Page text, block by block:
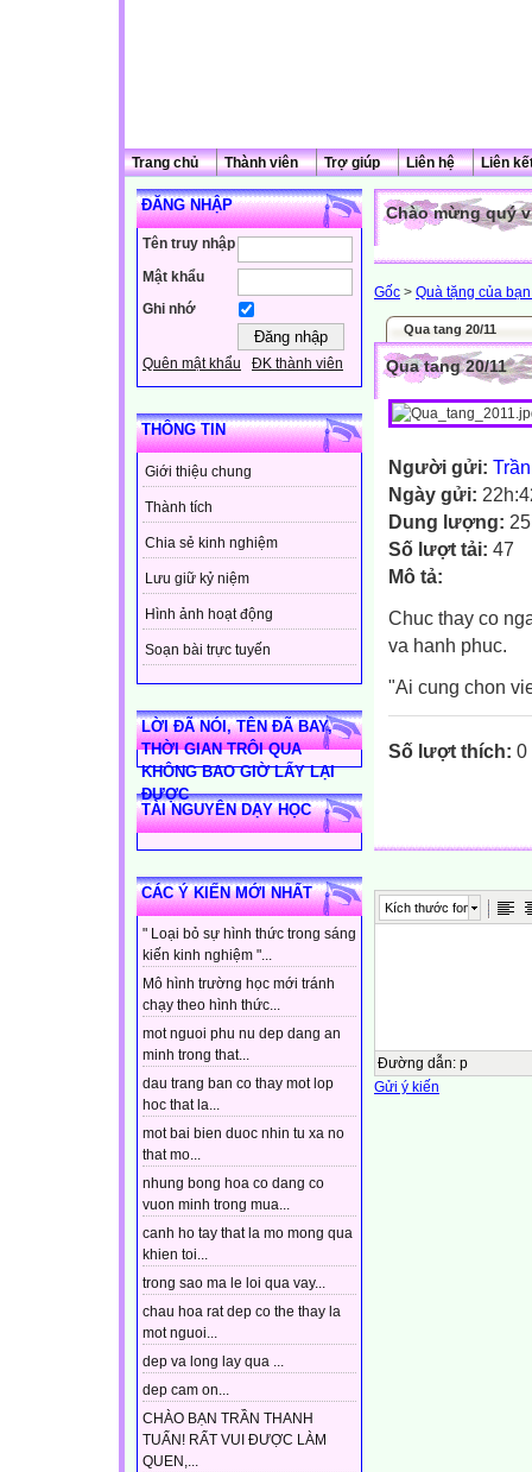
Trang chủ Thành viên Trợ giúp Liên hệ Liên
ĐĂNG NHẬP
Tên truy nhập
Mật khẩu
Ghi nhớ
Quên mật khẩu ĐK thành viên
THÔNG TIN
Giới thiệu chung
Thành tích
Chia sẻ kinh nghiệm
Lưu giữ kỷ niệm
Hình ảnh hoạt động
Soạn bài trực tuyến
LỜI ĐÃ NÓI, TÊN ĐÃ BAY,
THỜI GIAN TRÔI QUA
KHÔNG BAO GIỜ LẤY LẠI
ĐƯỢC
TÀI NGUYÊN DẠY HỌC
CÁC Ý KIẾN MỚI NHẤT
" Loại bỏ sự hình thức trong sáng
kiến kinh nghiệm "...
Mô hình trường học mới tránh
chạy theo hình thức...
mot nguoi phu nu dep dang an
minh trong that...
dau trang ban co thay mot lop
hoc that la...
mot bai bien duoc nhin tu xa no
that mo...
nhung bong hoa co dang co
vuon minh trong mua...
canh ho tay that la mo mong qua
khien toi...
trong sao ma le loi qua vay...
chau hoa rat dep co the thay la
mot nguoi...
dep va long lay qua ...
dep cam on...
CHÀO BẠN TRẦN THANH
TUẤN! RẤT VUI ĐƯỢC LÀM
QUEN,...
Chào mừng quý
Gốc > Quà tặng của
Qua tang 20/11
Qua tang 20/11
Người gửi:
Ngày gửi:
Dung lượng:
Số lượt tải: 47
Mô tả:
Chuc thay co
va hanh phuc.
"Ai cung chon
Số lượt thích: 0
Kích thước font
Đường dẫn: p
Gửi ý kiến